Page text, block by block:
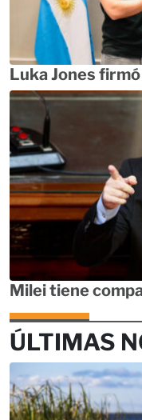
Luka Jones
Milei tiene
ÚLTIMAS